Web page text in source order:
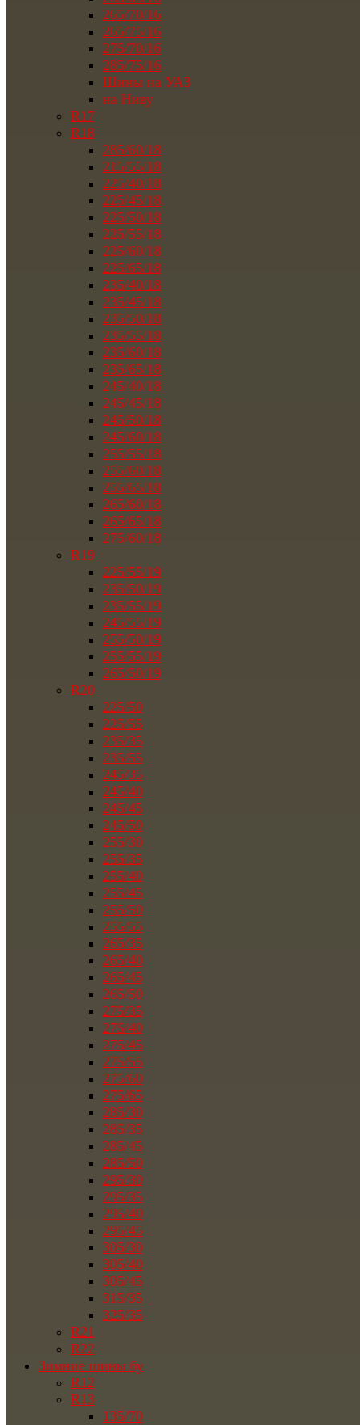
265/70/16
265/75/16
275/70/16
285/75/16
Шины на УАЗ
на Ниву
R17
R18
285/60/18
215/55/18
225/40/18
225/45/18
225/50/18
225/55/18
225/60/18
225/65/18
235/40/18
235/45/18
235/50/18
235/55/18
235/60/18
235/65/18
245/40/18
245/45/18
245/50/18
245/60/18
255/55/18
255/60/18
255/65/18
265/60/18
265/65/18
275/60/18
R19
225/55/19
235/50/19
235/55/19
245/55/19
255/50/19
255/55/19
265/50/19
R20
225/50
225/55
235/35
235/55
245/35
245/40
245/45
245/50
255/30
255/35
255/40
255/45
255/50
255/55
265/35
265/40
265/45
265/50
275/35
275/40
275/45
275/55
275/60
275/65
285/30
285/35
285/45
285/50
295/30
295/35
295/40
295/45
305/30
305/40
305/45
315/35
325/35
R21
R22
Зимние шины бу
R12
R13
135/70